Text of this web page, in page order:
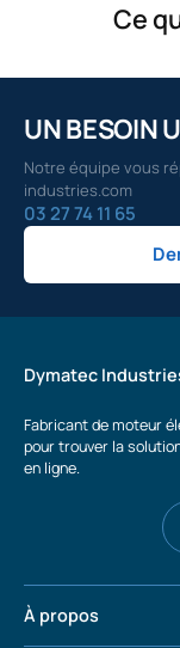
Ce
UN BESOIN
Notre équipe vous
industries.com
03 27 74 11 65
Dymatec
Fabricant de moteur
pour trouver la
en ligne.
À propos